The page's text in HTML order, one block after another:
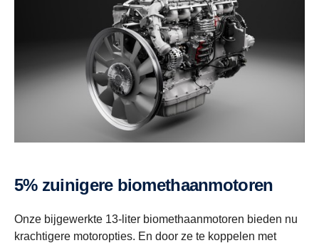
5% zuinigere biomethaanmotoren
Onze bijgewerkte 13-liter biomethaanmotoren bieden nu
krachtigere motoropties. En door ze te koppelen met